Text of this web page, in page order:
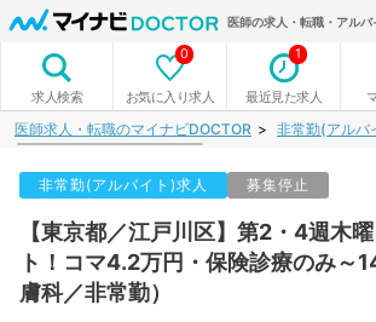
医師の求人・転職・アル
求人検索 お気に入り求人
0
最近見た求人
1
医師求人・転職のマイナビDOCTOR 非常勤(アルバ
非常勤(アルバイト)求人 募集停止
【東京都／江戸川区】第2・4週木
ト！コマ4.2万円・保険診療のみ～
膚科／非常勤）